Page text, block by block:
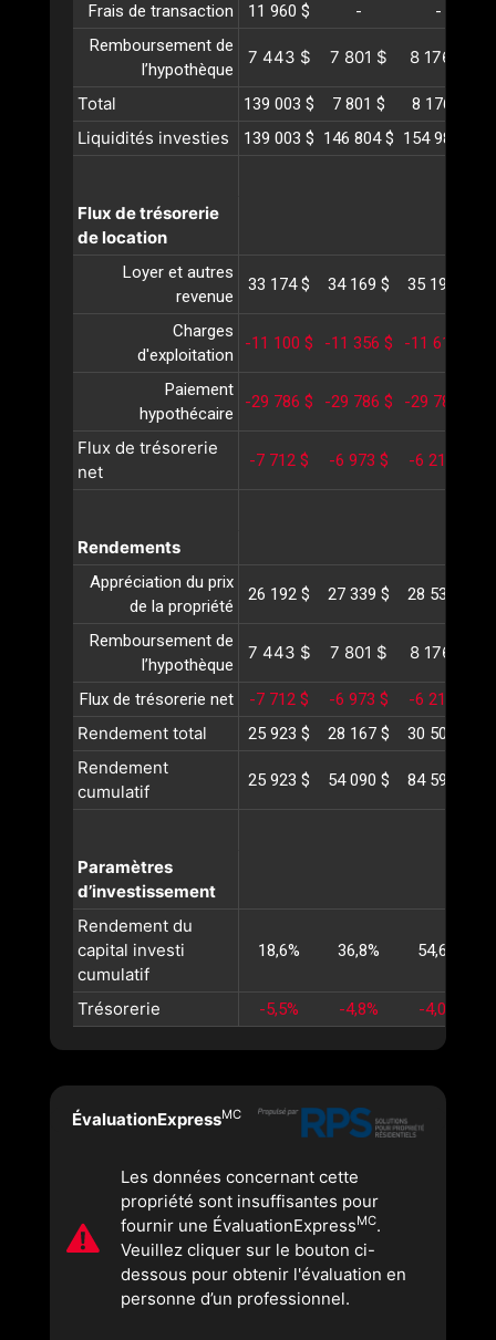
Frais de transaction
11 960 $ -
-
Remboursement de
l’hypothèque
7 443 $ 7 801 $ 8 176 $
Total 139 003 $ 7 801 $ 8 176 $
Liquidités investies 139 003 $ 146 804 $ 154 980 $
Flux de trésorerie
de location
Loyer et autres
revenue
33 174 $ 34 169 $ 35 194 $
Charges
d'exploitation
-11 100 $ -11 356 $ -11 618 $
Paiement
hypothécaire
-29 786 $ -29 786 $ -29 786 $
Flux de trésorerie
net
-7 712 $ -6 973 $ -6 210 $
Rendements
Appréciation du prix
de la propriété
26 192 $ 27 339 $ 28 537 $
Remboursement de
l’hypothèque
7 443 $ 7 801 $ 8 176 $
Flux de trésorerie net -7 712 $ -6 973 $ -6 210 $
Rendement total 25 923 $ 28 167 $ 30 502 $
Rendement
cumulatif
25 923 $ 54 090 $ 84 592 $
Paramètres
d’investissement
Rendement du
capital investi
cumulatif
18,6% 36,8% 54,6%
Trésorerie -5,5% -4,8% -4,0%
ÉvaluationExpressMC
Les données concernant cette
propriété sont insuffisantes pour
fournir une ÉvaluationExpressMC.
Veuillez cliquer sur le bouton ci-
dessous pour obtenir l'évaluation en
personne d’un professionnel.